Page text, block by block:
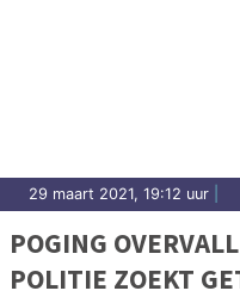
29 maart 2021, 19:12 uur
POGING
POLITIE ZOEKT